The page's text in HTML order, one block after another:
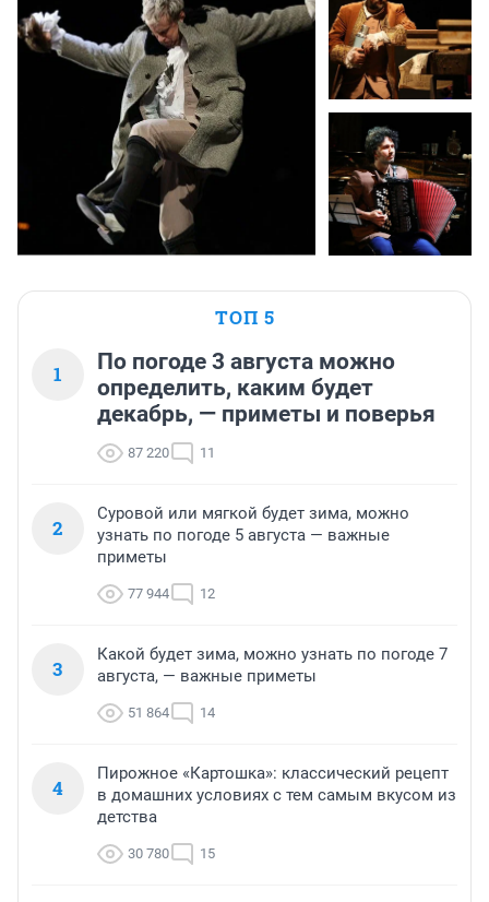
ТОП 5
1
По погоде 3 августа можно
определить, каким будет
декабрь, — приметы и поверья
87 220 11
2
Суровой или мягкой будет зима, можно
узнать по погоде 5 августа — важные
приметы
77 944 12
3
Какой будет зима, можно узнать по погоде 7
августа, — важные приметы
51 864 14
4
Пирожное «Картошка»: классический рецепт
в домашних условиях с тем самым вкусом из
детства
30 780 15